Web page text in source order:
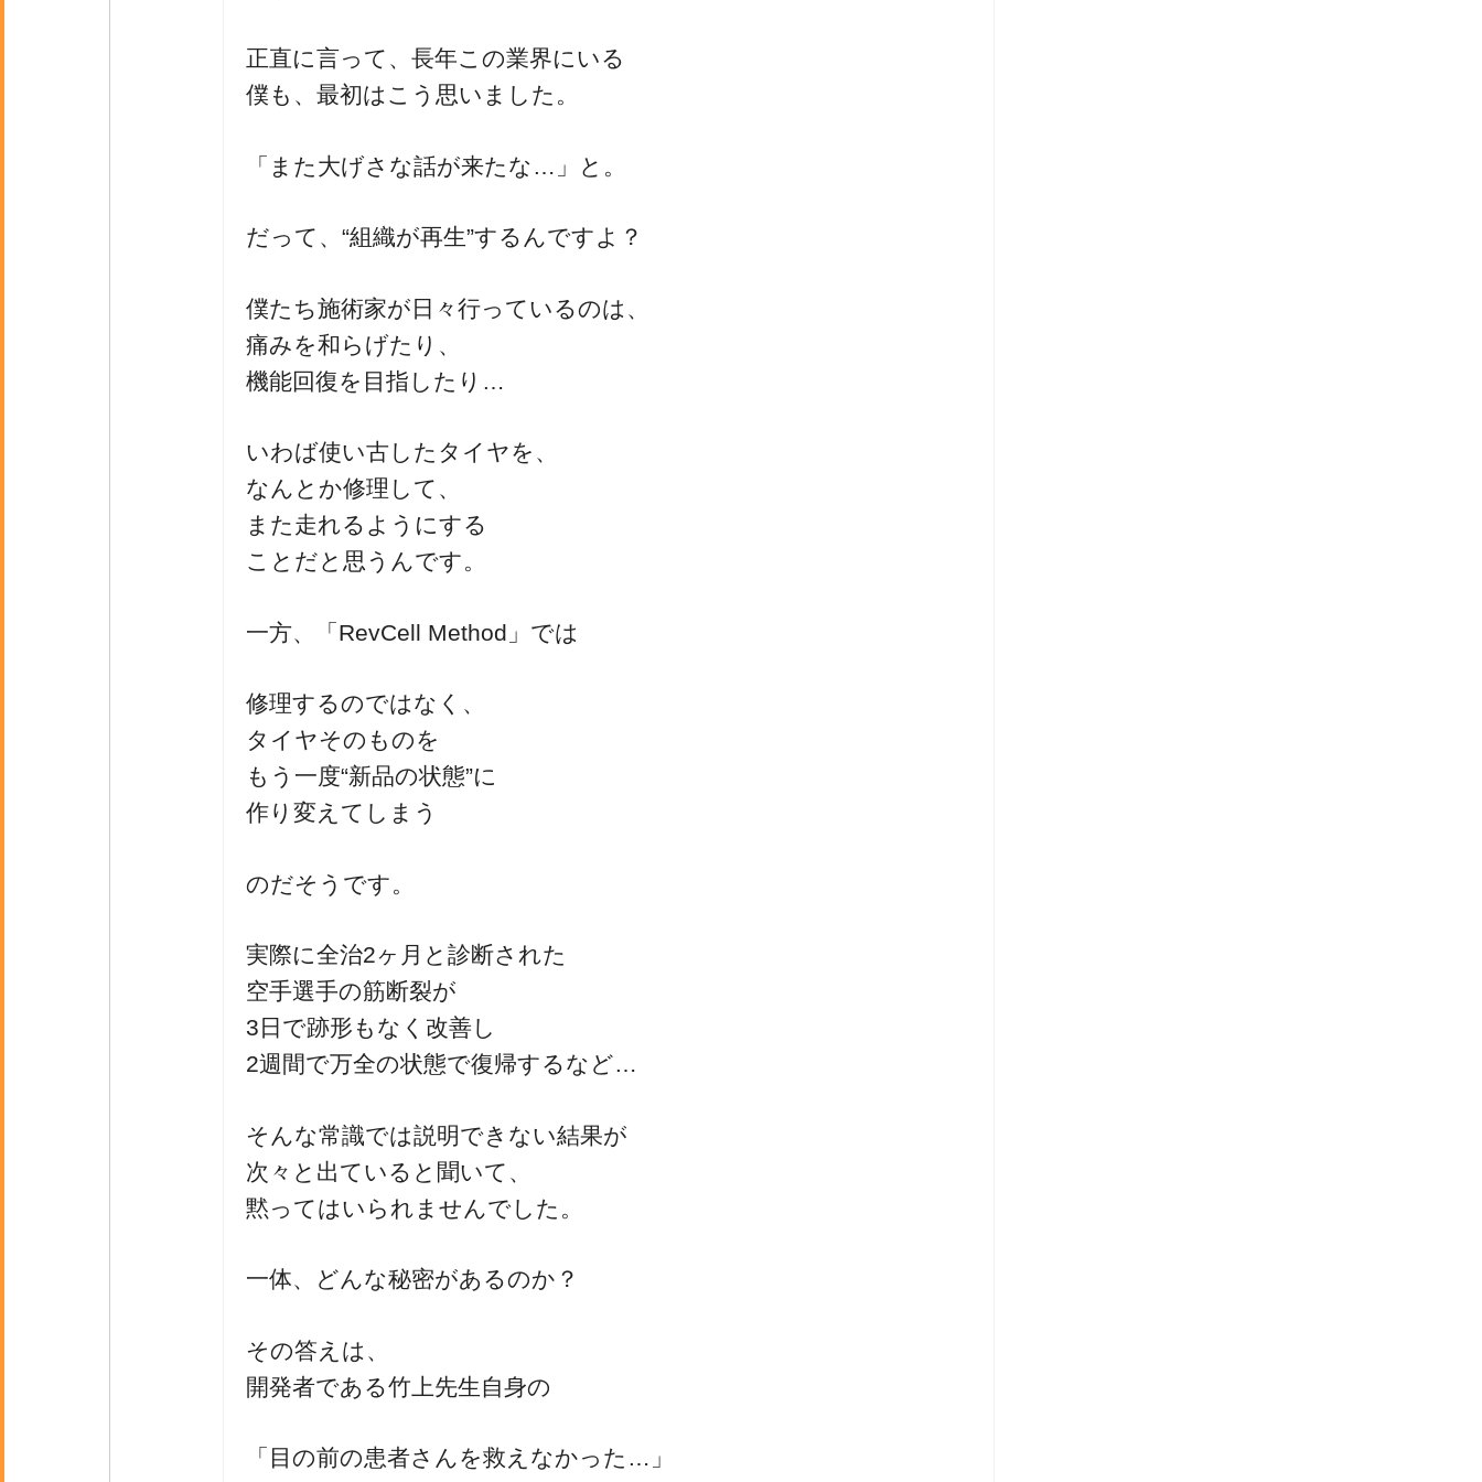
正直に言って、長年この業界にいる
僕も、最初はこう思いました。
「また大げさな話が来たな…」と。
だって、“組織が再生”するんですよ？
僕たち施術家が日々行っているのは、
痛みを和らげたり、
機能回復を目指したり…
いわば使い古したタイヤを、
なんとか修理して、
また走れるようにする
ことだと思うんです。
一方、「RevCell Method」では
修理するのではなく、
タイヤそのものを
もう一度“新品の状態”に
作り変えてしまう
のだそうです。
実際に全治2ヶ月と診断された
空手選手の筋断裂が
3日で跡形もなく改善し
2週間で万全の状態で復帰するなど…
そんな常識では説明できない結果が
次々と出ていると聞いて、
黙ってはいられませんでした。
一体、どんな秘密があるのか？
その答えは、
開発者である竹上先生自身の
「目の前の患者さんを救えなかった…」